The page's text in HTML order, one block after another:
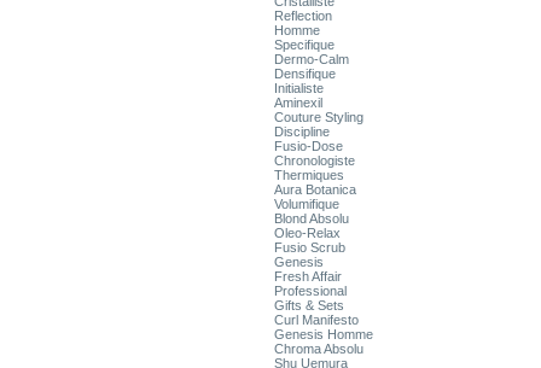
Reflection
Homme
Specifique
Dermo-Calm
Densifique
Initialiste
Aminexil
Couture Styling
Discipline
Fusio-Dose
Chronologiste
Thermiques
Aura Botanica
Volumifique
Blond Absolu
Oleo-Relax
Fusio Scrub
Genesis
Fresh Affair
Professional
Gifts & Sets
Curl Manifesto
Genesis Homme
Chroma Absolu
Shu Uemura